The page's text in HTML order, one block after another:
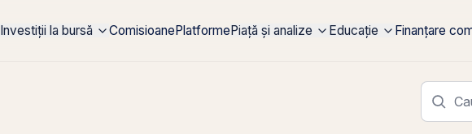
Investiții la bursă ComisioanePlatformePiață și analize Educație Finanțare